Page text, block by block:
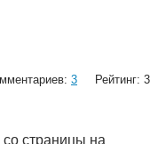
3 Рейтинг: 3
страницы на